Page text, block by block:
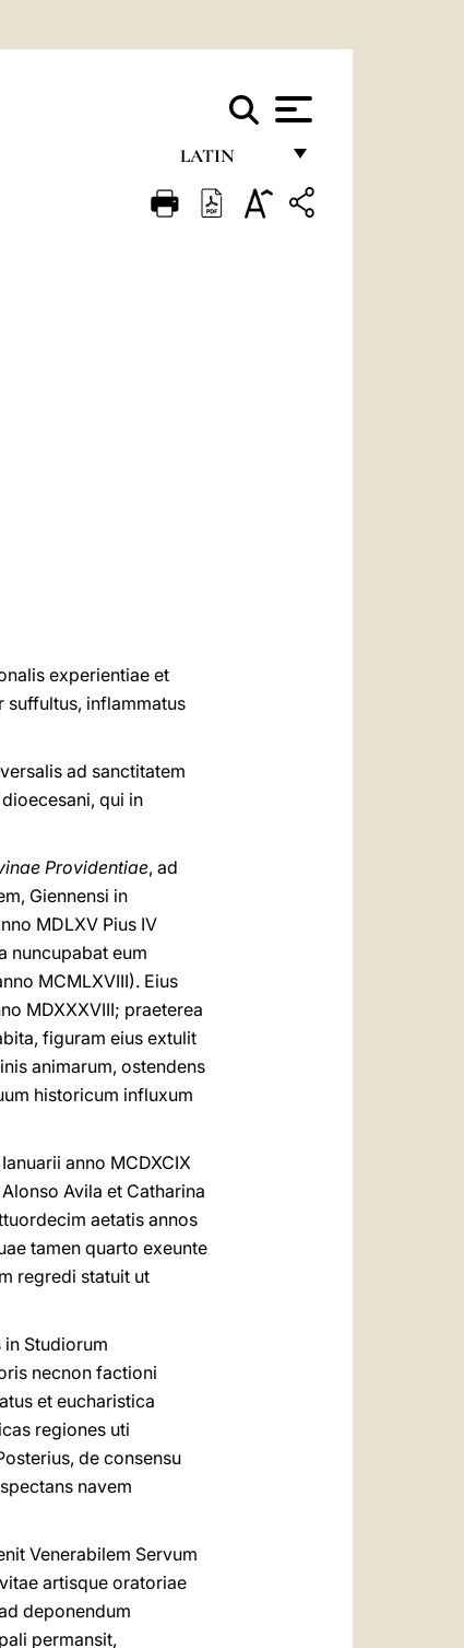
LATIN
FRANÇAIS
experientiae et
suffultus, inflammatus
ad sanctitatem
qui in
Providentiae, ad
Giennensi in
MDLXV Pius IV
nuncupabat eum
MCMLXVIII). Eius
MDXXXVIII; praeterea
figuram eius extulit
animarum, ostendens
historicum influxum
anno MCDXCIX
Avila et Catharina
aetatis annos
tamen quarto exeunte
regredi statuit ut
Studiorum
necnon factioni
et eucharistica
regiones uti
de consensu
navem
Venerabilem Servum
artisque oratoriae
deponendum
permansit,